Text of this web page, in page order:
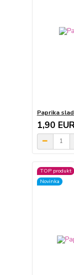
Paprika
1,90
TOP produkt
Novinka